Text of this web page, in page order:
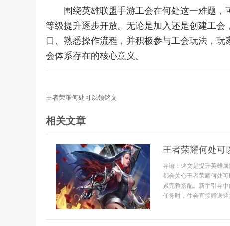
围绕英雄联盟手游工会在何处这一难题
等级提升逐步开放。无论是加入还是创建工
口、熟悉操作流程，并积极参与工会玩法，
会体系存在的核心意义。
王者荣耀何处可以领铭文
相关文章
王者荣耀何处可
导语：铭文是提升英雄
都会关心王者荣耀何处
累完整搭配。新手引导
任务时，往会直接赠送铭